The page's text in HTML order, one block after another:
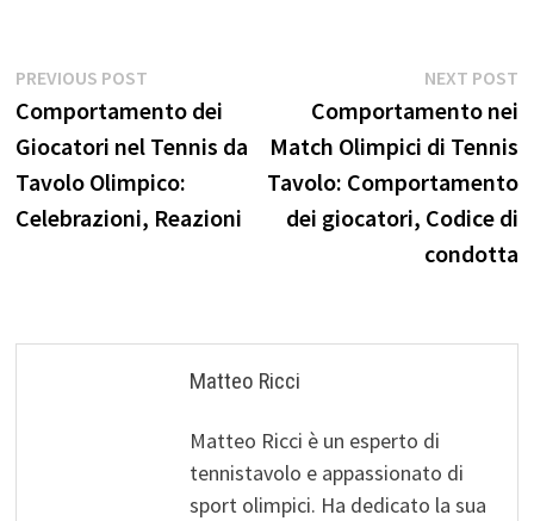
Post
navigation
PREVIOUS POSTPrevious
post:
Comportamento dei
Giocatori nel Tennis da
Tavolo Olimpico:
Celebrazioni, Reazioni
NEXT POST
Comportamento nei
Match Olimpici di Tennis
Tavolo: Comportamento
dei giocatori, Codice di
condotta
Matteo Ricci
Matteo Ricci è un esperto di
tennistavolo e appassionato di
sport olimpici. Ha dedicato la sua